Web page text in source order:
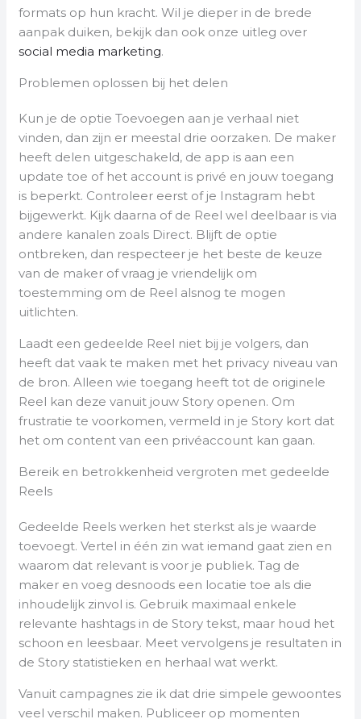
formats op hun kracht. Wil je dieper in de brede
aanpak duiken, bekijk dan ook onze uitleg over
social media marketing.
Problemen oplossen bij het delen
Kun je de optie Toevoegen aan je verhaal niet
vinden, dan zijn er meestal drie oorzaken. De maker
heeft delen uitgeschakeld, de app is aan een
update toe of het account is privé en jouw toegang
is beperkt. Controleer eerst of je Instagram hebt
bijgewerkt. Kijk daarna of de Reel wel deelbaar is via
andere kanalen zoals Direct. Blijft de optie
ontbreken, dan respecteer je het beste de keuze
van de maker of vraag je vriendelijk om
toestemming om de Reel alsnog te mogen
uitlichten.
Laadt een gedeelde Reel niet bij je volgers, dan
heeft dat vaak te maken met het privacy niveau van
de bron. Alleen wie toegang heeft tot de originele
Reel kan deze vanuit jouw Story openen. Om
frustratie te voorkomen, vermeld in je Story kort dat
het om content van een privéaccount kan gaan.
Bereik en betrokkenheid vergroten met gedeelde
Reels
Gedeelde Reels werken het sterkst als je waarde
toevoegt. Vertel in één zin wat iemand gaat zien en
waarom dat relevant is voor je publiek. Tag de
maker en voeg desnoods een locatie toe als die
inhoudelijk zinvol is. Gebruik maximaal enkele
relevante hashtags in de Story tekst, maar houd het
schoon en leesbaar. Meet vervolgens je resultaten in
de Story statistieken en herhaal wat werkt.
Vanuit campagnes zie ik dat drie simpele gewoontes
veel verschil maken. Publiceer op momenten